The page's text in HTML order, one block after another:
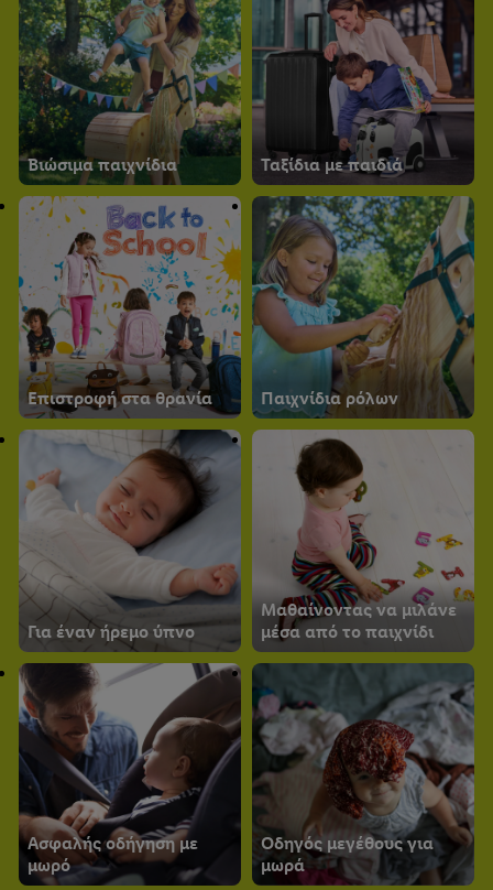
Βιώσιμα παιχνίδια Ταξίδια με παιδιά
Επιστροφή στα θρανία Παιχνίδια ρόλων
Για έναν ήρεμο ύπνο
Μαθαίνοντας να μιλάνε
μέσα από το παιχνίδι
Ασφαλής οδήγηση με
μωρό
Οδηγός μεγέθους για
μωρά